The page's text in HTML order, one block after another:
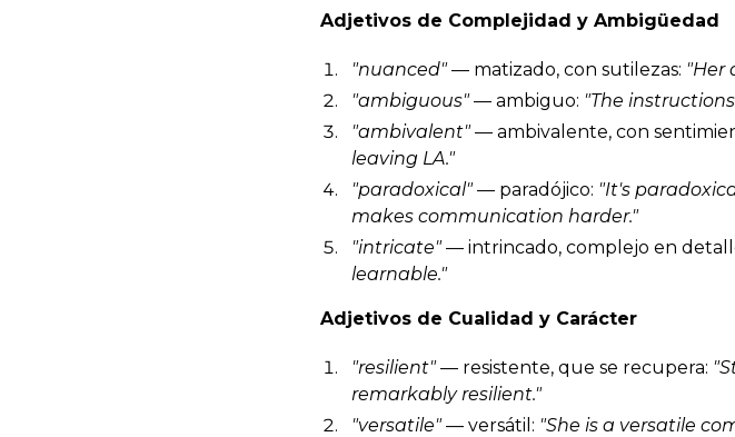
Adjetivos de Complejidad y Ambigüedad
"nuanced"— matizado, con sutilezas: "Her
"ambiguous"— ambiguo: "The
"ambivalent"— ambivalente, con
leaving LA."
"paradoxical"— paradójico: "It's
makes communication harder."
"intricate"— intrincado, complejo en
learnable."
Adjetivos de Cualidad y Carácter
"resilient"— resistente, que se recupera:
remarkably resilient."
"versatile"— versátil: "She is a versatile